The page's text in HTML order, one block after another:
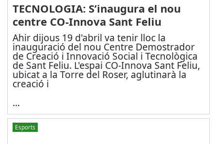
TECNOLOGIA: S’inaugura el nou
centre CO-Innova Sant Feliu
Ahir dijous 19 d'abril va tenir lloc la
inauguració del nou Centre Demostrador
de Creació i Innovació Social i Tecnològica
de Sant Feliu. L'espai CO-Innova Sant Feliu,
ubicat a la Torre del Roser, aglutinarà la
creació i
...
Esports